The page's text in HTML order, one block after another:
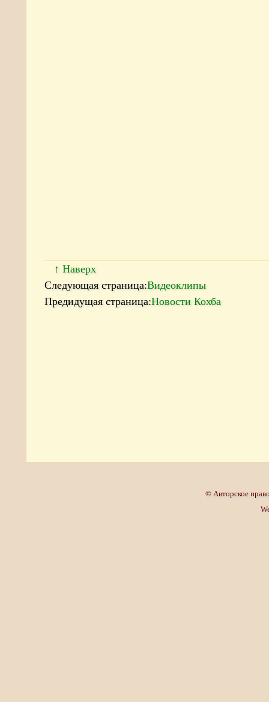
↑ Наверх
Следующая страница:Видеоклипы
Предидущая страница:Новости Кохба
© Авторское